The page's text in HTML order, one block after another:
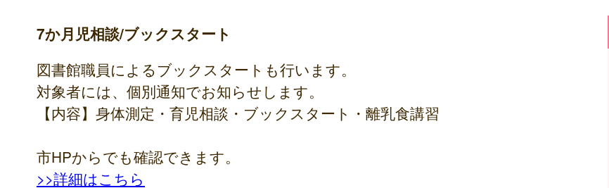
7か月児相談/ブックスタート
図書館職員によるブックスタートも行います。
対象者には、個別通知でお知らせします。
【内容】身体測定・育児相談・ブックスタート・離乳食講習
市HPからでも確認できます。
>>詳細はこちら